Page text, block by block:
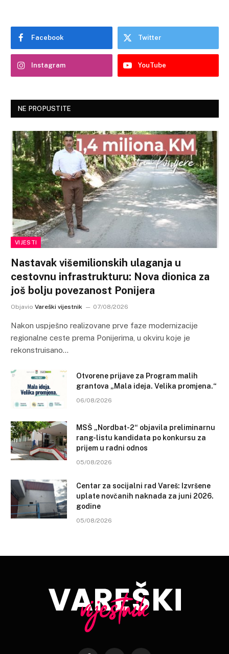
Facebook Twitter
Instagram YouTube
NE PROPUSTITE
VIJESTI
Nastavak višemilionskih ulaganja u
cestovnu infrastrukturu: Nova dionica za
još bolju povezanost Ponijera
Objavio Vareški vijestnik 07/08/2026
Nakon uspješno realizovane prve faze modernizacije
regionalne ceste prema Ponijerima, u okviru koje je
rekonstruisano…
Otvorene prijave za Program malih
grantova „Mala ideja. Velika promjena.“
06/08/2026
MSŠ „Nordbat-2“ objavila preliminarnu
rang-listu kandidata po konkursu za
prijem u radni odnos
05/08/2026
Centar za socijalni rad Vareš: Izvršene
uplate novčanih naknada za juni 2026.
godine
05/08/2026